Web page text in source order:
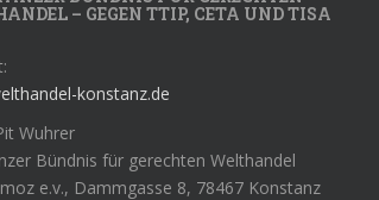
– GEGEN TTIP, CETA UND TISA
konstanz.de
Wuhrer
Bündnis für gerechten Welthandel
e.v., Dammgasse 8, 78467 Konstanz